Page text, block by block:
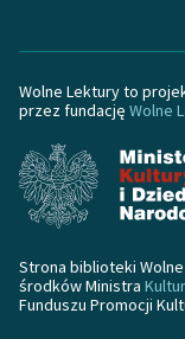
Wolne Lektury to
przez fundację Wolne
Strona biblioteki
środków Ministra
Funduszu Promocji